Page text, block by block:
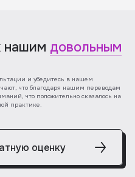
нашим довольным
и убедитесь в нашем
что благодаря нашим переводам
что положительно сказалось на
практике.
оценку